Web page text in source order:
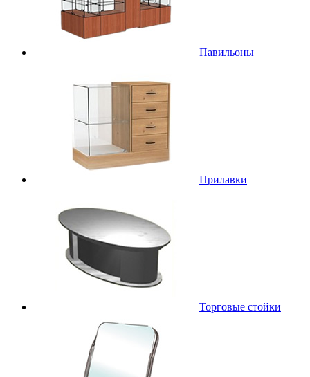
Павильоны
Прилавки
Торговые стойки